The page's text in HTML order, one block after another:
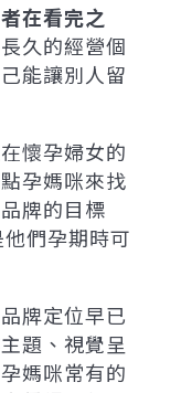
在看完之
久的經營個
能讓別人留
懷孕婦女的
孕媽咪來找
牌的目標
們孕期時可
牌定位早已
題、視覺呈
媽咪常有的